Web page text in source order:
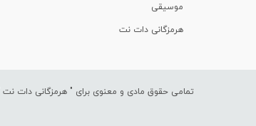
موسیقی
هرمزگانی دات نت
تمامی حقوق مادی و معنوی برای " هرمزگانی دات نت